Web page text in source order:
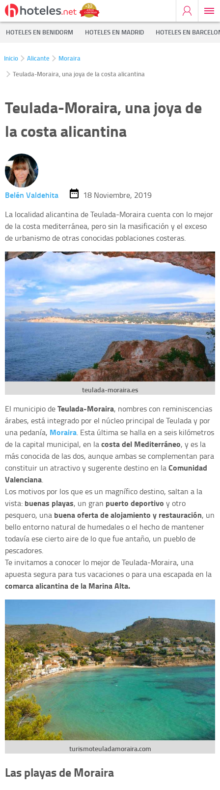
HOTELES EN BENIDORM HOTELES EN MADRID HOTELES EN
Inicio Alicante
Moraira
Teulada-Moraira, una joya de la costa alicantina
Teulada-Moraira, una joya de
la costa alicantina
Belén Valdehita
18 Noviembre, 2019
La localidad alicantina de Teulada-Moraira cuenta con lo mejor
de la costa mediterránea, pero sin la masificación y el exceso
de urbanismo de otras conocidas poblaciones costeras.
teulada-moraira.es
El municipio deTeulada-Moraira, nombres con reminiscencias
árabes, está integrado por el núcleo principal de Teulada y por
una pedanía, Moraira. Esta última se halla en a seis kilómetros
de la capital municipal, en lacosta del Mediterráneo, y es la
más conocida de las dos, aunque ambas se complementan para
constituir un atractivo y sugerente destino en laComunidad
Valenciana.
Los motivos por los que es un magnífico destino, saltan a la
vista: buenas playas, un gran puerto deportivo y otro
pesquero, una buena oferta de alojamiento y restauración, un
bello entorno natural de humedales o el hecho de mantener
todavía ese cierto aire de lo que fue antaño, un pueblo de
pescadores.
Te invitamos a conocer lo mejor de Teulada-Moraira, una
apuesta segura para tus vacaciones o para una escapada en la
comarca alicantina de la Marina Alta.
turismoteuladamoraira.com
Las playas de Moraira